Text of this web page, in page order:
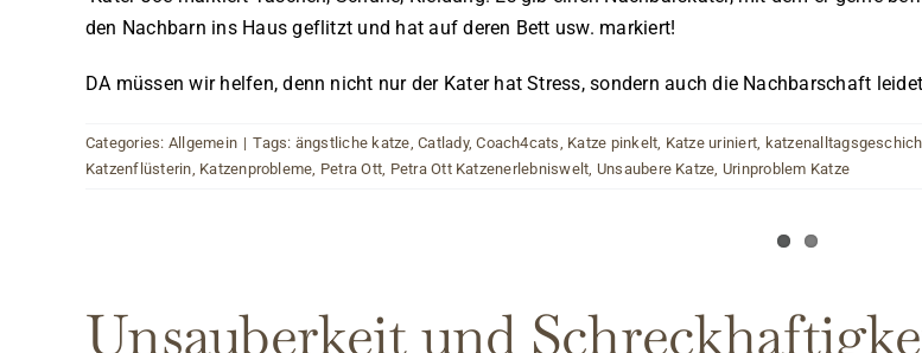
den Nachbarn ins Haus geflitzt und hat auf deren Bett usw. markiert!
DA müssen wir helfen, denn nicht nur der Kater hat Stress, sondern auch die Nachbarschaft
Categories: Allgemein | Tags: ängstliche katze ,Catlady,Coach4cats Katze pinkelt Katze uriniert
Katzenflüsterin Katzenprobleme Petra Ott Petra Ott Katzenerlebniswelt Unsaubere Katze Urinproblem Katze
Unsauberkeit und